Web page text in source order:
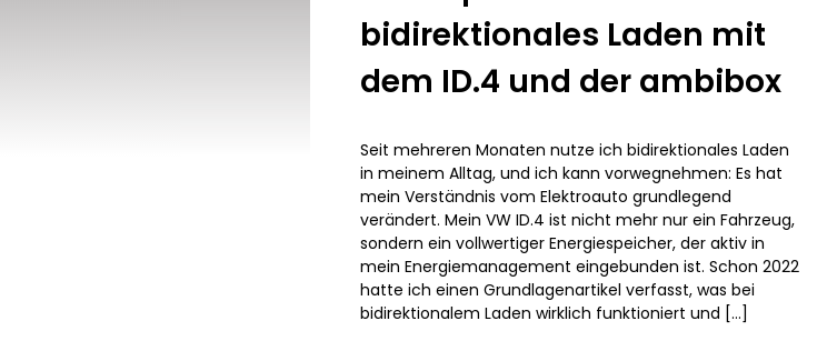
bidirektionales Laden mit
dem ID.4 und der ambibox
Seit mehreren Monaten nutze ich bidirektionales Laden
in meinem Alltag, und ich kann vorwegnehmen: Es hat
mein Verständnis vom Elektroauto grundlegend
verändert. Mein VW ID.4 ist nicht mehr nur ein Fahrzeug,
sondern ein vollwertiger Energiespeicher, der aktiv in
mein Energiemanagement eingebunden ist. Schon 2022
hatte ich einen Grundlagenartikel verfasst, was bei
bidirektionalem Laden wirklich funktioniert und […]